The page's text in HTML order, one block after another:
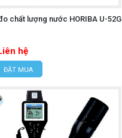
chất lượng nước HORIBA U-52G
hệ
ĐẶT MUA